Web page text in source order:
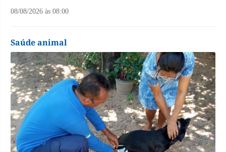
08/08/2026 às 08:00
Saúde animal